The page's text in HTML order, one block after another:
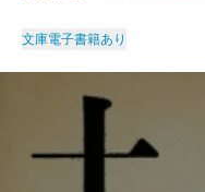
文庫電子書籍あり